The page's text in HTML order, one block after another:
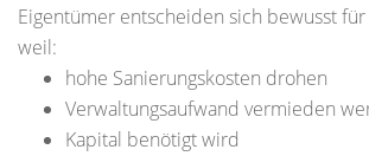
Eigentümer entscheiden sich bewusst
weil:
hohe Sanierungskosten drohen
Verwaltungsaufwand vermieden
Kapital benötigt wird